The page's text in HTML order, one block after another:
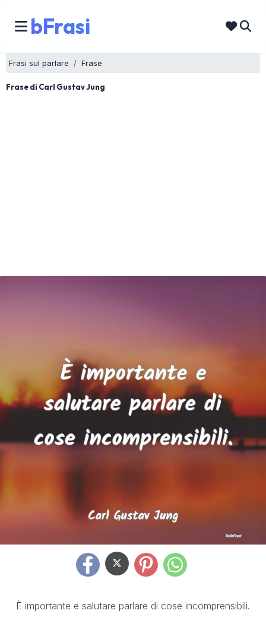
bFrasi
Frasi sul parlare Frase
Frase di Carl Gustav Jung
È importante e salutare parlare di cose incomprensibili.